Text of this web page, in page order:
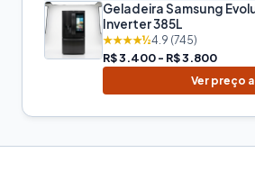
Geladeira Samsung
Inverter 385L
★★★★½4.9 (745)
R$ 3.400 - R$ 3.800
Ver preço